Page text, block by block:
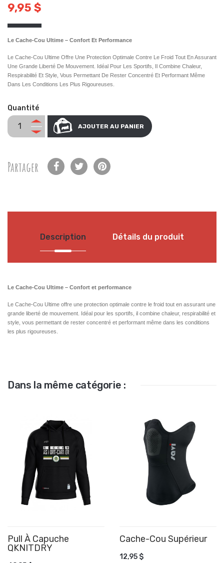
9,95 $
Le Cache-Cou Ultime – Confort Et Performance
Le Cache-Cou Ultime Offre Une Protection Optimale Contre Le Froid Tout En Assurant
Une Grande Liberté De Mouvement. Idéal Pour Les Sportifs, Il Combine Chaleur,
Respirabilité Et Style, Vous Permettant De Rester Concentré Et Performant Même
Dans Les Conditions Les Plus Rigoureuses.
Quantité
AJOUTER AU PANIER
Partager
Description Détails du produit
Le Cache-Cou Ultime – Confort et performance
Le Cache-Cou Ultime offre une protection optimale contre le froid tout en assurant une
grande liberté de mouvement. Idéal pour les sportifs, il combine chaleur, respirabilité et
style, vous permettant de rester concentré et performant même dans les conditions
les plus rigoureuses.
Dans la même catégorie :
Pull À Capuche
QKNITDRY
Cache-Cou Supérieur
12,95 $
AJOUTER AU PANIER